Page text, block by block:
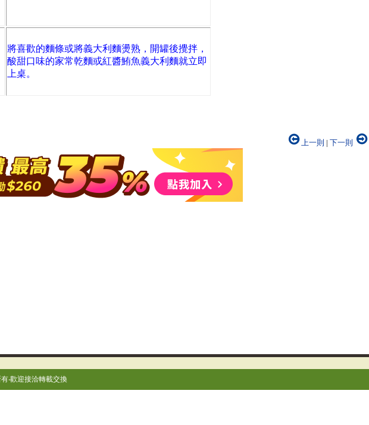
將喜歡的麵條或將義大利麵燙熟，開罐後攪拌，
酸甜口味的家常乾麵或紅醬鮪魚義大利麵就立即
上桌。
上一則 | 下一則
‧歡迎接洽轉載交換